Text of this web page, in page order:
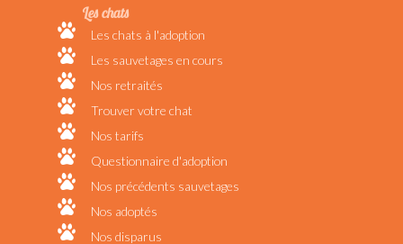
Les chats
Les chats à l'adoption
Les sauvetages en cours
Nos retraités
Trouver votre chat
Nos tarifs
Questionnaire d'adoption
Nos précédents sauvetages
Nos adoptés
Nos disparus